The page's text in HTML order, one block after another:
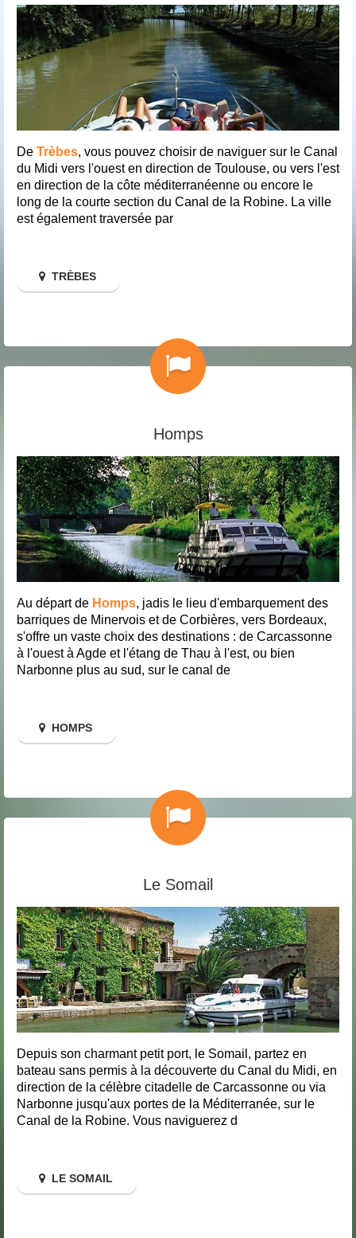
De Trèbes, vous pouvez choisir de naviguer sur le Canal
du Midi vers l'ouest en direction de Toulouse, ou vers l'est
en direction de la côte méditerranéenne ou encore le
long de la courte section du Canal de la Robine. La ville
est également traversée par
TRÈBES
Homps
Au départ de Homps, jadis le lieu d'embarquement des
barriques de Minervois et de Corbières, vers Bordeaux,
s'offre un vaste choix des destinations : de Carcassonne
à l'ouest à Agde et l'étang de Thau à l'est, ou bien
Narbonne plus au sud, sur le canal de
HOMPS
Le Somail
Depuis son charmant petit port, le Somail, partez en
bateau sans permis à la découverte du Canal du Midi, en
direction de la célèbre citadelle de Carcassonne ou via
Narbonne jusqu'aux portes de la Méditerranée, sur le
Canal de la Robine. Vous naviguerez d
LE SOMAIL